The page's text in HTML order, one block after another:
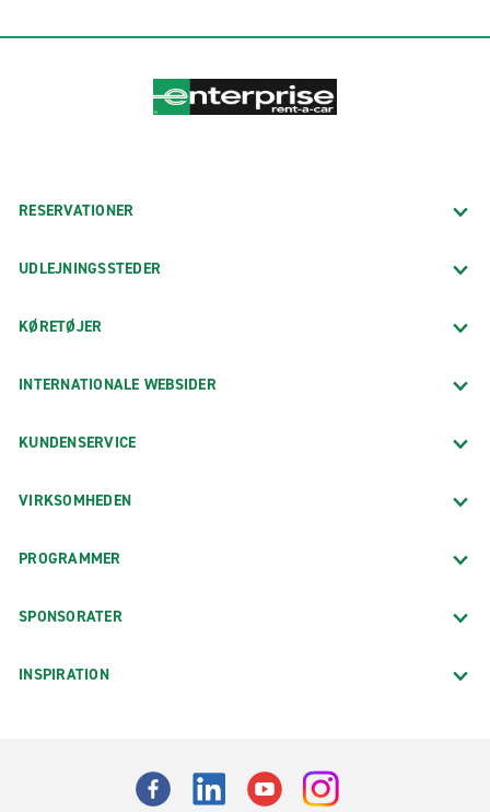
RESERVATIONER
UDLEJNINGSSTEDER
KØRETØJER
INTERNATIONALE WEBSIDER
KUNDENSERVICE
VIRKSOMHEDEN
PROGRAMMER
SPONSORATER
INSPIRATION